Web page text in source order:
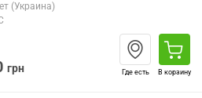
(Украина)
грн Где есть В корзину